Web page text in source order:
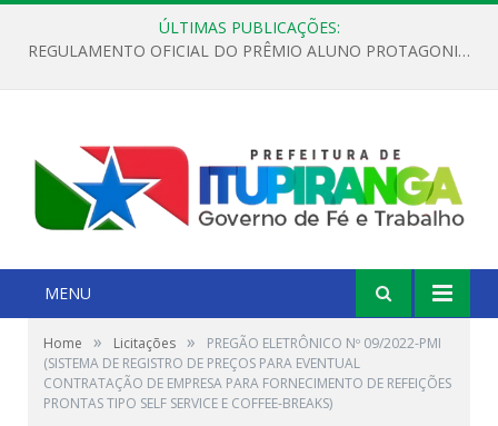
ÚLTIMAS PUBLICAÇÕES:
REGULAMENTO OFICIAL DO PRÊMIO ALUNO PROTAGONISTA – EDIÇÃO 2026
MENU
Home » Licitações »
PREGÃO ELETRÔNICO Nº 09/2022-PMI
(SISTEMA DE REGISTRO DE PREÇOS PARA EVENTUAL
CONTRATAÇÃO DE EMPRESA PARA FORNECIMENTO DE REFEIÇÕES
PRONTAS TIPO SELF SERVICE E COFFEE-BREAKS)